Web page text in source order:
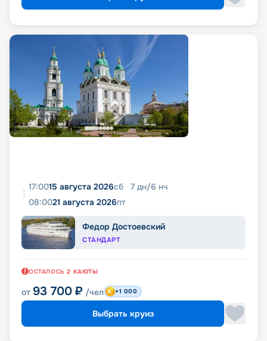
17:0015 августа 2026сб 7 дн/6 нч
08:0021 августа 2026пт
Федор Достоевский
СТАНДАРТ
ОСТАЛОСЬ 2 КАЮТЫ
от 93 700 ₽ /чел +1 000
Выбрать круиз